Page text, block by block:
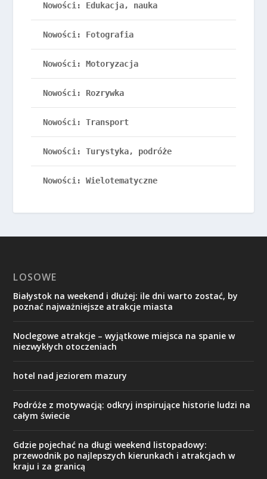
Nowości: Edukacja, nauka
Nowości: Fotografia
Nowości: Motoryzacja
Nowości: Rozrywka
Nowości: Transport
Nowości: Turystyka, podróże
Nowości: Wielotematyczne
LOSOWE
Białystok na weekend i dłużej: ile dni warto zostać, by
poznać najważniejsze atrakcje miasta
Noclegowe atrakcje – wyjątkowe miejsca na spanie w
niezwykłych otoczeniach
hotel nad jeziorem mazury
Podróże z motywacją: odkryj inspirujące historie ludzi na
całym świecie
Gdzie pojechać na długi weekend listopadowy:
przewodnik po najlepszych kierunkach i atrakcjach w
kraju i za granicą